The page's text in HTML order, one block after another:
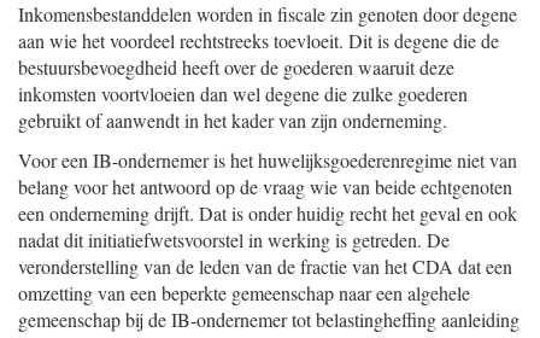
Inkomensbestanddelen worden in fiscale zin genoten door degene
aan wie het voordeel rechtstreeks toevloeit. Dit is degene die de
bestuursbevoegdheid heeft over de goederen waaruit deze
inkomsten voortvloeien dan wel degene die zulke goederen
gebruikt of aanwendt in het kader van zijn onderneming.
Voor een IB-ondernemer is het huwelijksgoederenregime niet van
belang voor het antwoord op de vraag wie van beide echtgenoten
een onderneming drijft. Dat is onder huidig recht het geval en ook
nadat dit initiatiefwetsvoorstel in werking is getreden. De
veronderstelling van de leden van de fractie van het CDA dat een
omzetting van een beperkte gemeenschap naar een algehele
gemeenschap bij de IB-ondernemer tot belastingheffing aanleiding